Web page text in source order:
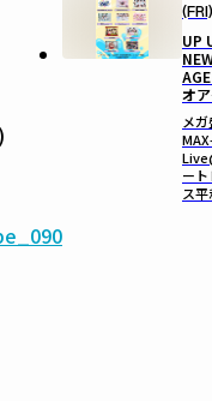
(FRI)
UP
オ
メ
ー
ス